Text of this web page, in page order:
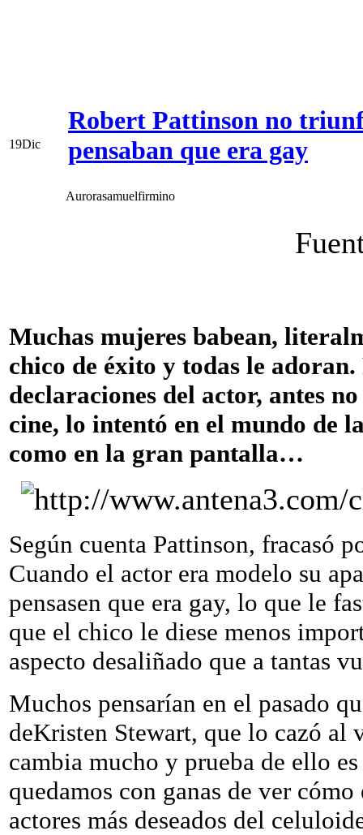
19Dic
Robert Pattinson no
pensaban que era gay
Aurorasamuelfirmino
Muchas mujeres babean,
chico de éxito y todas le adoran.
declaraciones del actor, antes
cine, lo intentó en el mundo de
como en la gran pantalla…
Según cuenta Pattinson, fracasó
Cuando el actor era modelo su
pensasen que era gay, lo que le
que el chico le diese menos
aspecto desaliñado que a tantas
Muchos pensarían en el pasado
deKristen Stewart, que lo cazó
cambia mucho y prueba de ello
quedamos con ganas de ver
actores más deseados del